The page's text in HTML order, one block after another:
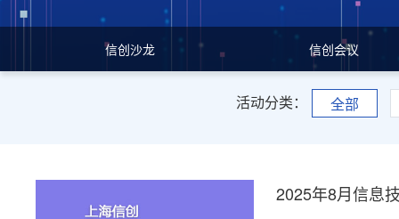
信创沙龙 信创会议
活动分类： 全部
2025年8月信息